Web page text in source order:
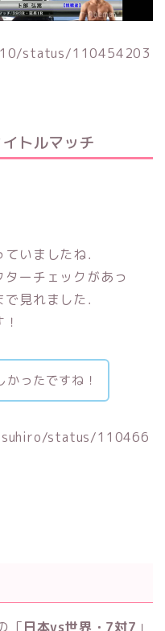
status/110454203
トルマッチ
いましたね．
ーチェックがあっ
見れました．
かったですね！
status/110466
「日本vs世界・7対7 」